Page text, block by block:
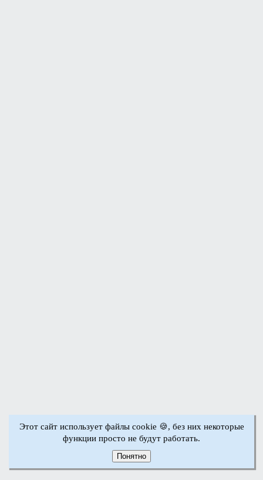
Этот сайт использует файлы cookie 🍪, без них некоторые
функции просто не будут работать.
Понятно